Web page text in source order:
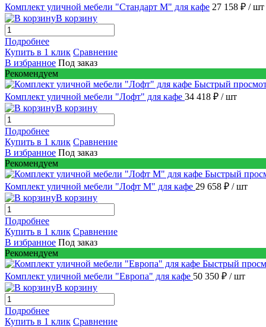
Комплект уличной мебели "Стандарт М" для кафе 27 158 ₽ / шт
В корзину
Подробнее
Купить в 1 клик Сравнение
В избранное Под заказ
Рекомендуем
Быстрый
Комплект уличной мебели "Лофт" для кафе 34 418 ₽ / шт
В корзину
Подробнее
Купить в 1 клик Сравнение
В избранное Под заказ
Рекомендуем
Быстрый
Комплект уличной мебели "Лофт М" для кафе 29 658 ₽ / шт
В корзину
Подробнее
Купить в 1 клик Сравнение
В избранное Под заказ
Рекомендуем
Быстрый
Комплект уличной мебели "Европа" для кафе 50 350 ₽ / шт
В корзину
Подробнее
Купить в 1 клик Сравнение